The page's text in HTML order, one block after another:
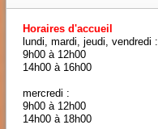
Horaires d'accueil
lundi, mardi, jeudi, vendredi :
9h00 à 12h00
14h00 à 16h00
mercredi :
9h00 à 12h00
14h00 à 18h00